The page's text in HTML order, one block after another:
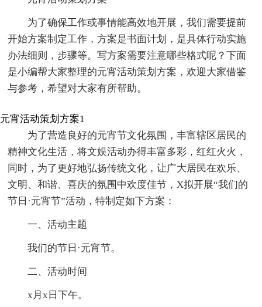
为了确保工作或事情能高效地开展，我们需要提前
开始方案制定工作，方案是书面计划，是具体行动实施
办法细则，步骤等。写方案需要注意哪些格式呢？下面
是小编帮大家整理的元宵活动策划方案，欢迎大家借鉴
与参考，希望对大家有所帮助。
元宵活动策划方案1
为了营造良好的元宵节文化氛围，丰富辖区居民的
精神文化生活，将文娱活动办得丰富多彩，红红火火，
同时，为了更好地弘扬传统文化，让广大居民在欢乐、
文明、和谐、喜庆的氛围中欢度佳节，X拟开展“我们的
节日·元宵节”活动，特制定如下方案：
一、活动主题
我们的节日·元宵节。
二、活动时间
x月x日下午。